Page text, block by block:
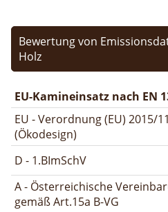
Bewertung von
Holz
EU-Kamineinsatz nach EN
EU - Verordnung (EU) 2015/
(Ökodesign)
D - 1.BImSchV
A - Österreichische
gemäß Art.15a B-VG